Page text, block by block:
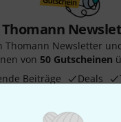
Thomann
Thomann Newsletter
von 50 Gutscheinen
Beiträge
Deals